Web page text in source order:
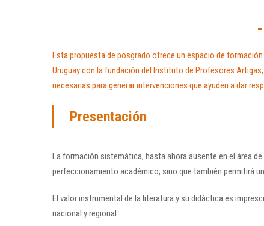
Esta propuesta de posgrado ofrece un espacio de
Uruguay con la fundación del Instituto de Profesores
necesarias para generar intervenciones que ayuden a dar
Presentación
La formación sistemática, hasta ahora ausente en el área
perfeccionamiento académico, sino que también permitirá
El valor instrumental de la literatura y su didáctica es
nacional y regional.